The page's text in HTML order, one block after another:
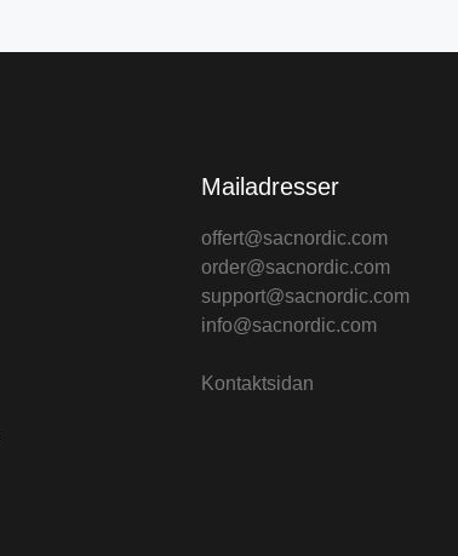
Mailadresser
offert@sacnordic.com
order@sacnordic.com
support@sacnordic.com
info@sacnordic.com
Kontaktsidan